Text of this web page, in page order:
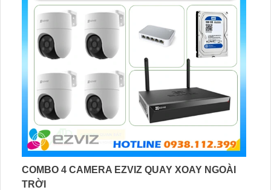
COMBO 4 CAMERA EZVIZ QUAY XOAY NGOÀI
TRỜI